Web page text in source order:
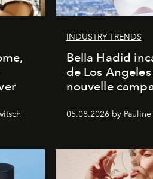
INDUSTRY TRENDS
Bella Hadid
de Los
nouvelle
05.08.2026 by